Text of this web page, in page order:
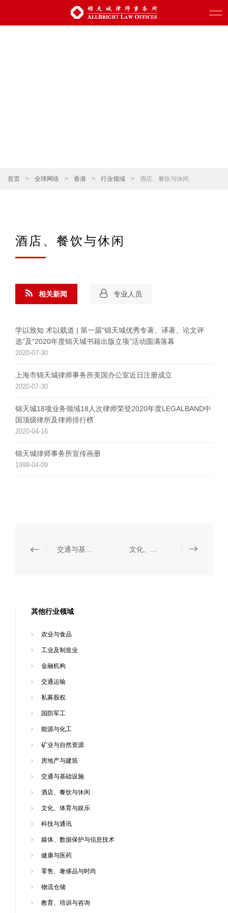
首页 > 全球网络 > 香港 > 行业领域 > 酒店、餐饮与休闲
酒店、餐饮与休闲
相关新闻
学以致知 术以载道 | 第一届“锦天城优秀专著、译著、论文评
选”及“2020年度锦天城书籍出版立项”活动圆满落幕
2020-07-30
上海市锦天城律师事务所美国办公室近日注册成立
2020-07-30
锦天城18项业务领域18人次律师荣登2020年度LEGALBAND中
国顶级律所及律师排行榜
2020-04-16
锦天城律师事务所宣传画册
1999-04-09
专业人员
其他行业领域
农业与食品
工业及制造业
金融机构
交通运输
私募股权
国防军工
能源与化工
矿业与自然资源
房地产与建筑
交通与基础设施
酒店、餐饮与休闲
文化、体育与娱乐
科技与通讯
媒体、数据保护与信息技术
健康与医药
零售、奢侈品与时尚
物流仓储
教育、培训与咨询